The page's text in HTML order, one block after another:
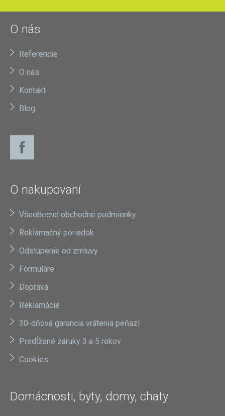
O nás
Referencie
O nás
Kontakt
Blog
O nakupovaní
Všeobecné obchodné podmienky
Reklamačný poriadok
Odstúpenie od zmluvy
Formuláre
Doprava
Reklamácie
30-dňová garancia vrátenia peňazí
Predĺžené záruky 3 a 5 rokov
Cookies
Domácnosti, byty, domy, chaty